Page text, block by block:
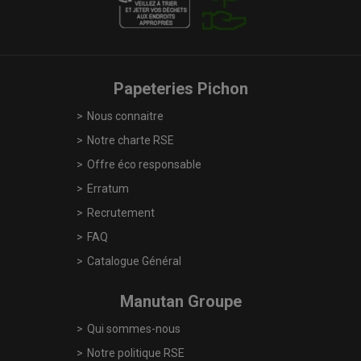
Papeteries Pichon
Nous connaitre
Notre charte RSE
Offre éco responsable
Erratum
Recrutement
FAQ
Catalogue Général
Manutan Groupe
Qui sommes-nous
Notre politique RSE